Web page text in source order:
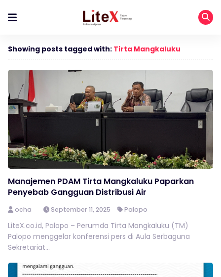
Showing posts tagged with: Tirta Mangkaluku
Manajemen PDAM Tirta Mangkaluku Paparkan
Penyebab Gangguan Distribusi Air
ocha September 11, 2025 Palopo
LiteX.co.id, Palopo – Perumda Tirta Mangkaluku (TM)
Palopo menggelar konferensi pers di Aula Serbaguna
Sekretariat...